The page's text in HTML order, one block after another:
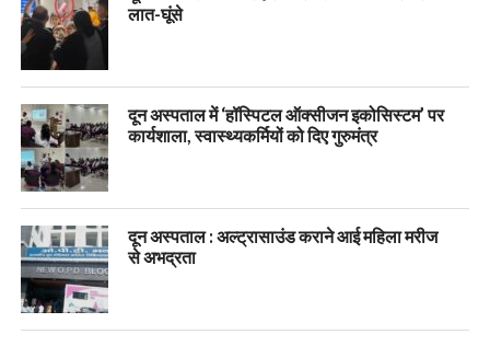
लात-घूंसे
दून अस्पताल में ‘हॉस्पिटल ऑक्सीजन इकोसिस्टम’ पर
कार्यशाला, स्वास्थ्यकर्मियों को दिए गुरुमंत्र
दून अस्पताल : अल्ट्रासाउंड कराने आई महिला मरीज
से अभद्रता